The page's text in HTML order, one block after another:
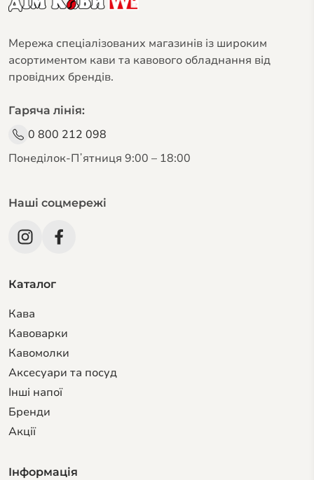
Мережа спеціалізованих магазинів із широким
асортиментом кави та кавового обладнання від
провідних брендів.
Гаряча лінія:
0 800 212 098
Понеділок-Пʼятниця 9:00 – 18:00
Наші соцмережі
Каталог
Кава
Кавоварки
Кавомолки
Аксесуари та посуд
Інші напої
Бренди
Акції
Інформація